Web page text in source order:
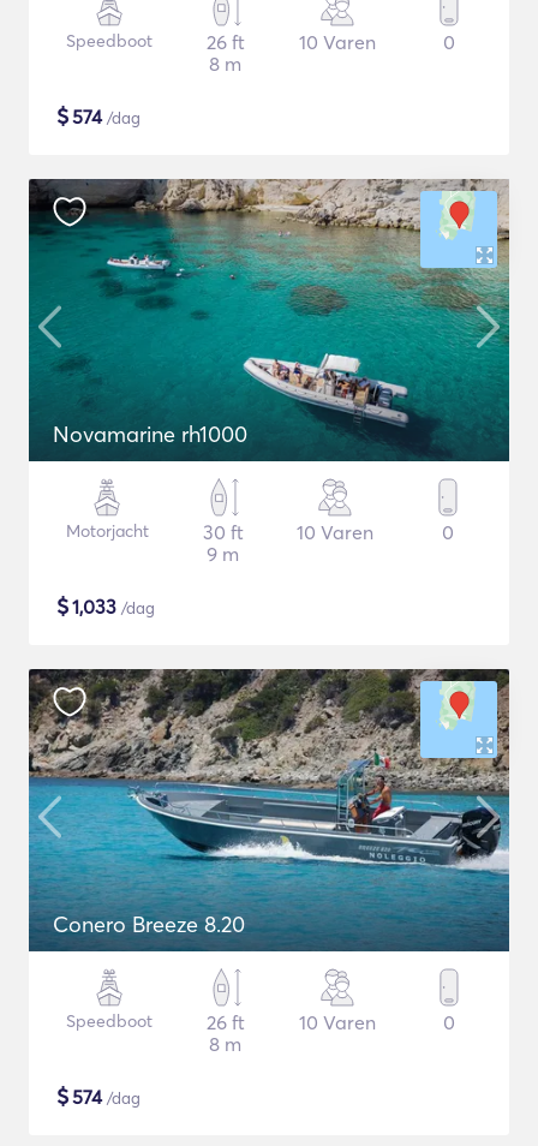
Speedboot
26 ft
8 m
10 Varen 0
$574/dag
Novamarine rh1000
Motorjacht
30 ft
9 m
10 Varen 0
$1,033 /dag
Conero Breeze 8.20
Speedboot
26 ft
8 m
10 Varen 0
$574/dag